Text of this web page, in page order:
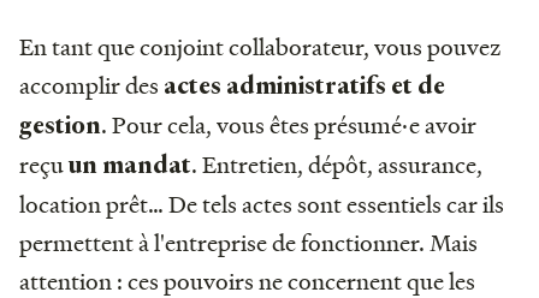
En tant que conjoint collaborateur, vous pouvez
accomplir des actes administratifs et de
gestion. Pour cela, vous êtes présumé·e avoir
reçuun mandat. Entretien, dépôt, assurance,
location prêt… De tels actes sont essentiels car ils
permettent à l'entreprise de fonctionner. Mais
attention : ces pouvoirs ne concernent que les